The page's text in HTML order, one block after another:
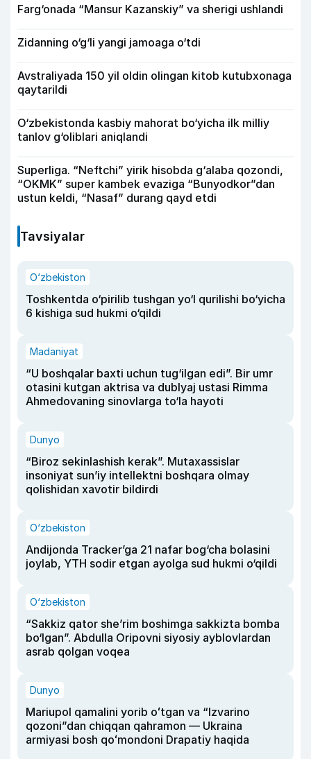
Farg‘onada “Mansur Kazanskiy” va sherigi ushlandi
Zidanning o‘g‘li yangi jamoaga o‘tdi
Avstraliyada 150 yil oldin olingan kitob kutubxonaga
qaytarildi
O‘zbekistonda kasbiy mahorat bo‘yicha ilk milliy
tanlov g‘oliblari aniqlandi
Superliga. “Neftchi” yirik hisobda g‘alaba qozondi,
“OKMK” super kambek evaziga “Bunyodkor”dan
ustun keldi, “Nasaf” durang qayd etdi
Tavsiyalar
O‘zbekiston
Toshkentda o‘pirilib tushgan yo‘l qurilishi bo‘yicha
6 kishiga sud hukmi o‘qildi
Madaniyat
“U boshqalar baxti uchun tug‘ilgan edi”. Bir umr
otasini kutgan aktrisa va dublyaj ustasi Rimma
Ahmedovaning sinovlarga to‘la hayoti
Dunyo
“Biroz sekinlashish kerak”. Mutaxassislar
insoniyat sun’iy intellektni boshqara olmay
qolishidan xavotir bildirdi
O‘zbekiston
Andijonda Tracker’ga 21 nafar bog‘cha bolasini
joylab, YTH sodir etgan ayolga sud hukmi o‘qildi
O‘zbekiston
“Sakkiz qator she’rim boshimga sakkizta bomba
bo‘lgan”. Abdulla Oripovni siyosiy ayblovlardan
asrab qolgan voqea
Dunyo
Mariupol qamalini yorib oʻtgan va “Izvarino
qozoni”dan chiqqan qahramon — Ukraina
armiyasi bosh qoʻmondoni Drapatiy haqida